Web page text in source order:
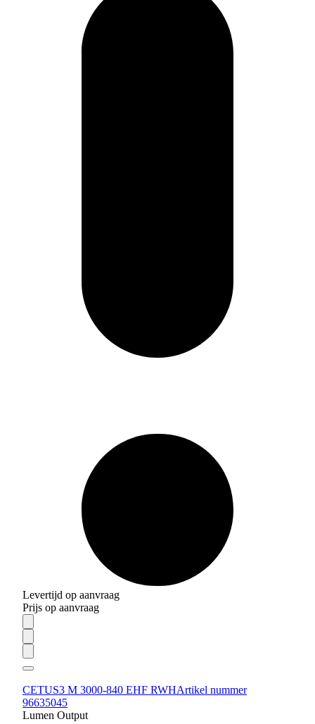
Levertijd op aanvraag
Prijs op aanvraag
CETUS3 M 3000-840 EHF RWHArtikel nummer
96635045
Lumen Output